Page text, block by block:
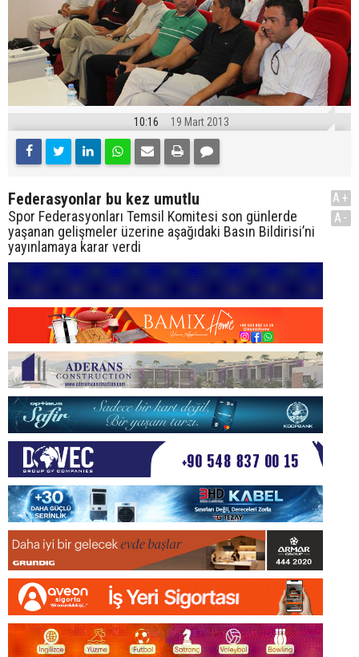
10:16 19 Mart 2013
Federasyonlar bu kez umutlu
Spor Federasyonları Temsil Komitesi son günlerde
yaşanan gelişmeler üzerine aşağıdaki Basın Bildirisi’ni
yayınlamaya karar verdi
A+
A-